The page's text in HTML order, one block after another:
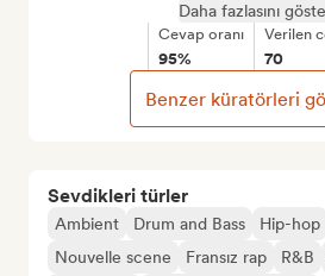
Sevdikleri türler
Ambient Drum and Bass Hip-hop
Nouvelle scene
Fransız rap R&B
Daha fazlasını
Cevap oranı
95%
Verilen
70
Benzer küratörleri